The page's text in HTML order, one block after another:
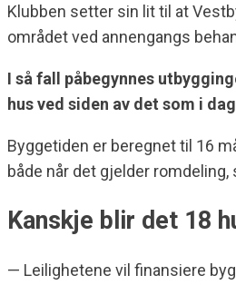
Klubben setter sin lit til at
området ved annengangs
I så fall påbegynnes
hus ved siden av det som i
Byggetiden er beregnet til 16
både når det gjelder romdeling,
Kanskje blir det 18
— Leilighetene vil finansiere